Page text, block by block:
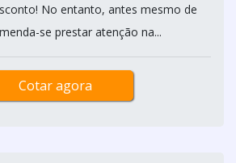
No entanto, antes mesmo de
se prestar atenção na...
Cotar agora